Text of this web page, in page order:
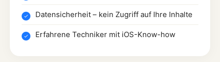
Datensicherheit – kein Zugriff auf Ihre Inhalte
Erfahrene Techniker mit iOS-Know-how